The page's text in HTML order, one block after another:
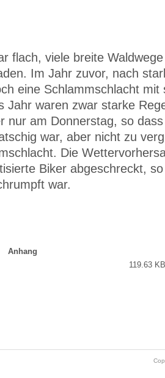
flach, viele breite
Im Jahr zuvor, nach
eine Schlammschlacht mit
Jahr waren zwar starke
nur am Donnerstag, so
war, aber nicht zu
Die
Biker abgeschreckt,
war.
Anhang
119.63 KB